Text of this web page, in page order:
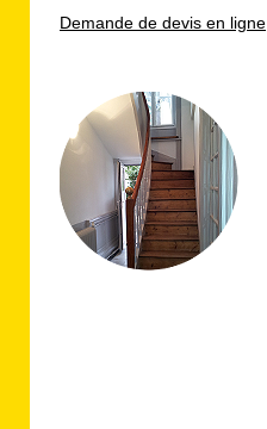
Demande de devis en ligne